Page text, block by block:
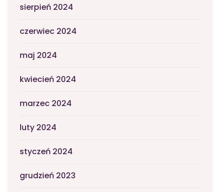
sierpień 2024
czerwiec 2024
maj 2024
kwiecień 2024
marzec 2024
luty 2024
styczeń 2024
grudzień 2023